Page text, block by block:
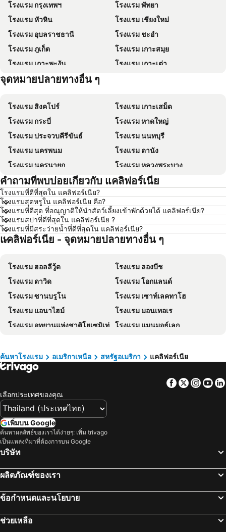
โรงแรม กรุงเทพฯ
โรงแรม พัทยา
โรงแรม หัวหิน
โรงแรม เชียงใหม่
โรงแรม อุบลราชธานี
โรงแรม ชะอำ
โรงแรม ภูเก็ต
โรงแรม เกาะสมุย
โรงแรม เกาะพะงัน
โรงแรม เกาะเต่า
โรงแรม เกาะฟุก๊ว
จุดหมายปลายทางอื่น ๆ
โรงแรม สิงคโปร์
โรงแรม เกาะเสม็ด
โรงแรม กระบี่
โรงแรม หาดใหญ่
โรงแรม ประจวบคีรีขันธ์
โรงแรม นนทบุรี
โรงแรม นครพนม
โรงแรม ดานัง
โรงแรม นครนายก
โรงแรม หลวงพระบาง
โรงแรม เกาะล้าน
โรงแรม ซินยี่
โรงแรม ระยอง
โรงแรม สระบุรี
โรงแรม นครราชสีมา
โรงแรม หาดป่าตอง
โรงแรม อุดรธานี
โรงแรม เวียงจันทน์
โรงแรม ปีนัง
โรงแรม ภาคตะวันออกเฉียงเหนือ
โรงแรม Schaffhausen
โรงแรม มาเก๊า
โรงแรม ไทเป
โรงแรม ทัสคานี
โรงแรม บาหลี
โรงแรม คาเมรอนไฮแลนด์
โรงแรม จอร์เจีย
โรงแรม ลักเซมเบิร์ก
โรงแรม มัลดีฟส์
โรงแรม ซาโมส
โรงแรม ภาคใต้
โรงแรม ลิกูเรีย
คำถามที่พบบ่อยเกี่ยวกับ แคลิฟอร์เนีย
โรงแรมที่ดีที่สุดใน แคลิฟอร์เนีย?
โรงแรมสุดหรูใน แคลิฟอร์เนีย คือ?
โรงแรมที่ดีสุด ที่อณุญาติให้นำสัตว์เลี้ยงเข้าพักด้วยได้ แคลิฟอร์เนีย?
โรงแรมสปาที่ดีที่สุดใน แคลิฟอร์เนีย ?
โรงแรมที่มีสระว่ายน้ำที่ดีที่สุดใน แคลิฟอร์เนีย?
แคลิฟอร์เนีย - จุดหมายปลายทางอื่น ๆ
โรงแรม ฮอลลีวู้ด
โรงแรม ลองบีช
โรงแรม ดาวิด
โรงแรม โอกแลนด์
โรงแรม ซานบรูโน
โรงแรม เซาท์เลคทาโฮ
โรงแรม แอนาไฮม์
โรงแรม มอนเทอเร
โรงแรม อุทยานแห่งชาติโยเซมิเท่
โรงแรม แมนมอธ์เลก
โรงแรม บีชอป
โรงแรม มิลเบร
โรงแรม ปาล์มสปริงส์
โรงแรม โรเนริทพาร์ค
โรงแรม โคโรนาโด
โรงแรม ซานตาบาร์บาร่า
โรงแรม คาร์เมลบายเดอะซี
โรงแรม การ์เดน่า
โรงแรม Los Gatos
โรงแรม แปซิฟิกโกรฟ
โรงแรม โกรฟแลนด์
โรงแรม พาโลอัลโต
โรงแรม แคมเบรีย
โรงแรม เกลนเดล
ค้นหาโรงแรม อเมริกาเหนือ สหรัฐอเมริกา แคลิฟอร์เนีย
Facebook
Twitter
เลือกประเทศของคุณ
เพิ่มบน Google
ค้นหาผลลัพธ์ของเราได้ง่ายๆ: เพิ่ม trivago
เป็นแหล่งที่มาที่ต้องการบน Google
บริษัท
ผลิตภัณฑ์ของเรา
ข้อกำหนดและนโยบาย
ช่วยเหลือ